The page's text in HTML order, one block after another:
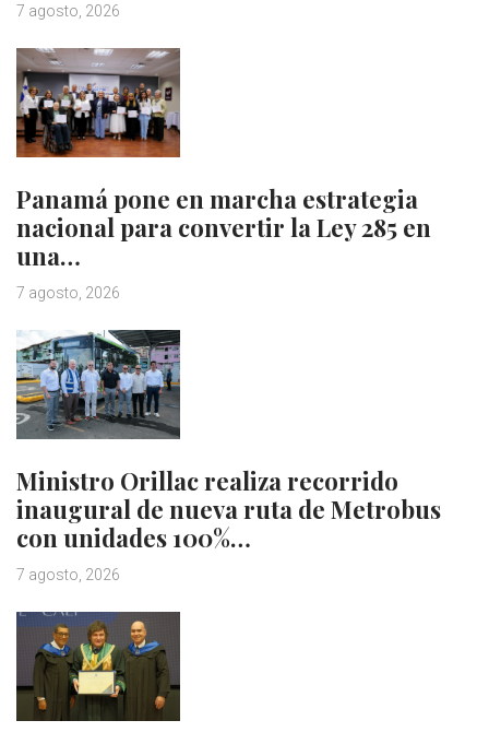
7 agosto, 2026
Panamá pone en marcha estrategia
nacional para convertir la Ley 285 en
una…
7 agosto, 2026
Ministro Orillac realiza recorrido
inaugural de nueva ruta de Metrobus
con unidades 100%…
7 agosto, 2026